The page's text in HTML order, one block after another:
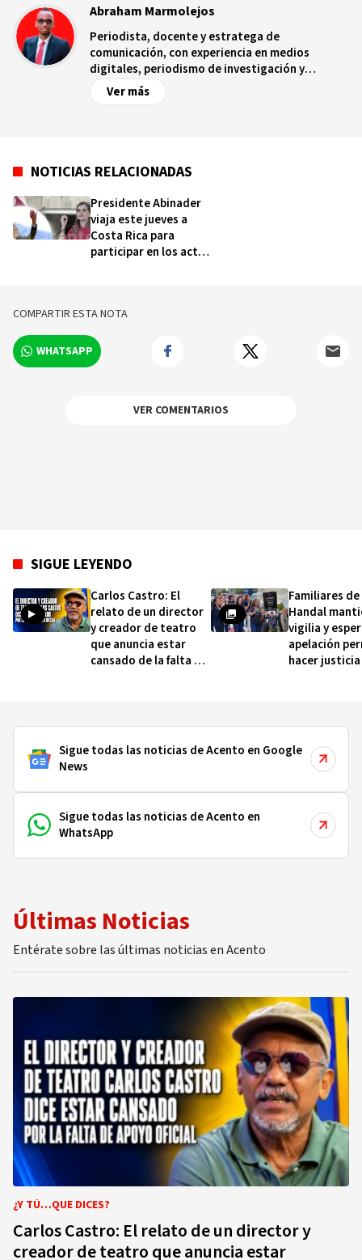
Abraham Marmolejos
Periodista, docente y estratega de
comunicación, con experiencia en medios
digitales, periodismo de investigación y
creación de contenido.
Ver más
NOTICIAS RELACIONADAS
Presidente Abinader
viaja este jueves a
Costa Rica para
participar en los actos
COMPARTIR ESTA NOTA
WHATSAPP
VER COMENTARIOS
SIGUE LEYENDO
Carlos Castro: El
relato de un director
y creador de teatro
que anuncia estar
cansado de la falta de
Familiares
Handal
vigilia y
apelación
hacer justicia
Sigue todas las noticias de Acento en Google
News
Sigue todas las noticias de Acento en
WhatsApp